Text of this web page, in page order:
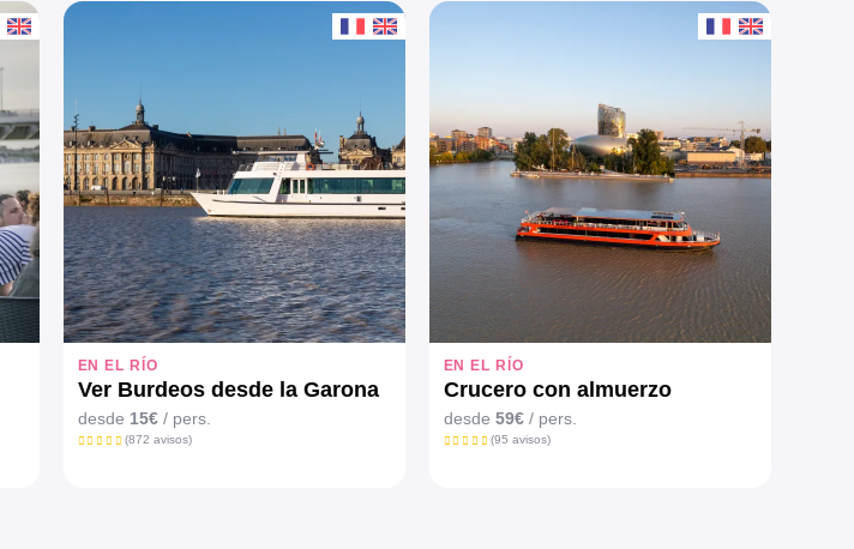
EN EL RÍO
Ver Burdeos desde la Garona
desde 15€/ pers.
(872 avisos)
EN EL RÍO
Crucero con almuerzo
desde 59€/ pers.
(95 avisos)